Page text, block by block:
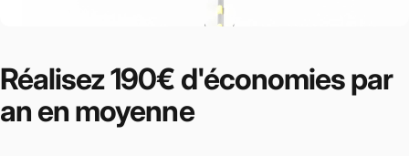
Réalisez190€ d'économiespar
an en moyenne